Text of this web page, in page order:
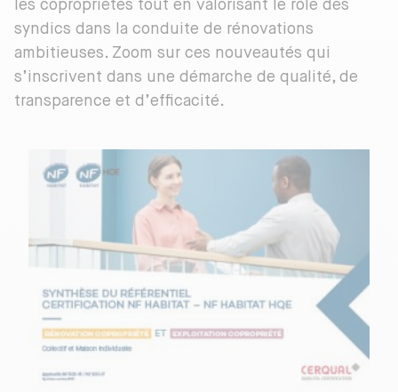
les copropriétés tout en valorisant le rôle des
syndics dans la conduite de rénovations
ambitieuses. Zoom sur ces nouveautés qui
s’inscrivent dans une démarche de qualité, de
transparence et d’efficacité.